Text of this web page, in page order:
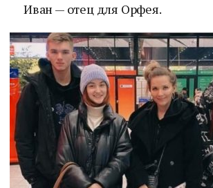
Иван — отец для Орфея.